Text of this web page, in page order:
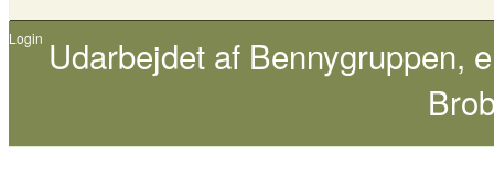
Login Udarbejdet af Bennygruppen,